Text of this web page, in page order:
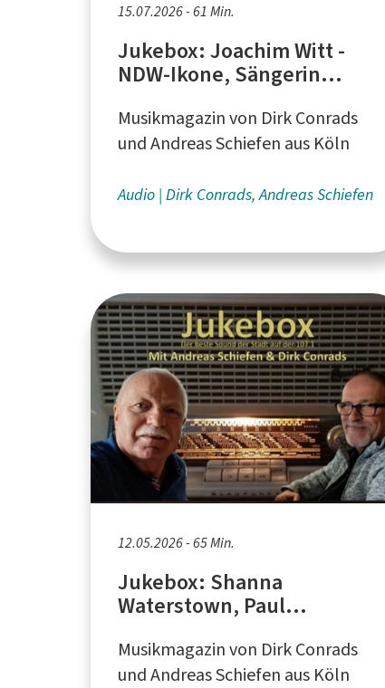
15.07.2026 - 61 Min.
Jukebox: Joachim Witt -
NDW-Ikone, Sängerin
Musikmagazin von Dirk Conrads
und Andreas Schiefen aus Köln
Audio Dirk Conrads, Andreas Schiefen
12.05.2026 - 65 Min.
Jukebox: Shanna
Waterstown, Paul
Musikmagazin von Dirk Conrads
und Andreas Schiefen aus Köln